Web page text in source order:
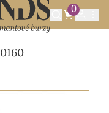
0
0.19CT E/VS1
0160